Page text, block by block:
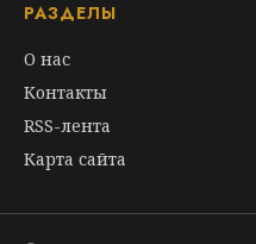
РАЗДЕЛЫ
О нас
Контакты
RSS-лента
Карта сайта